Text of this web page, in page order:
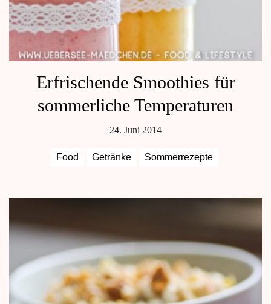
Erfrischende Smoothies für
sommerliche Temperaturen
24. Juni 2014
Food Getränke Sommerrezepte